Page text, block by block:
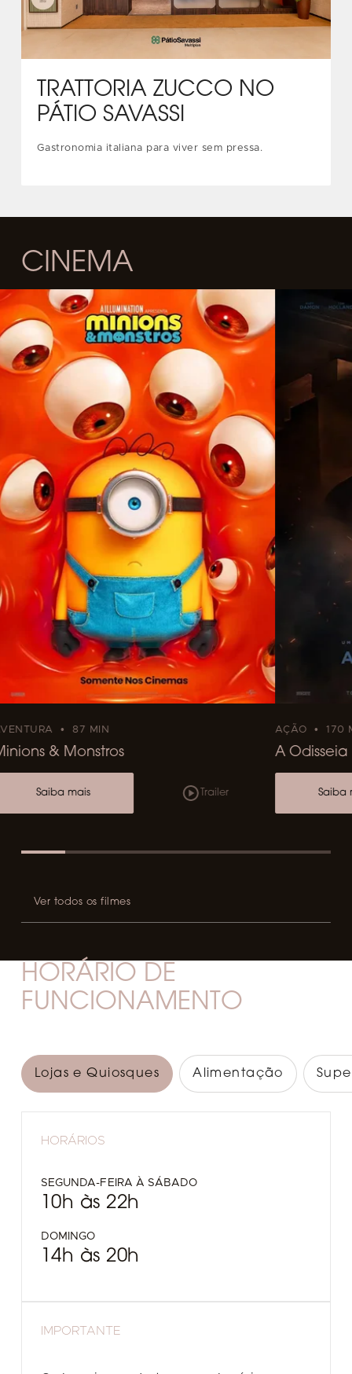
TRATTORIA ZUCCO NO
PÁTIO SAVASSI
Gastronomia italiana para viver sem pressa.
CINEMA
Ver todos os filmes
87 MIN
& Monstros
Saiba mais Trailer
AÇÃO 170
A Odisseia
Saiba
HORÁRIO DE
FUNCIONAMENTO
Lojas e Quiosques Alimentação
HORÁRIOS
SEGUNDA-FEIRA À SÁBADO
10h às 22h
DOMINGO
14h às 20h
IMPORTANTE